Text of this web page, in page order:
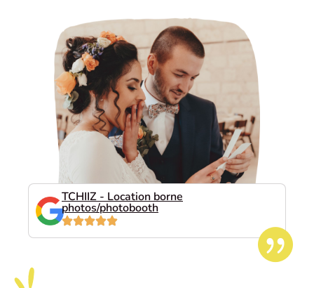
TCHIIZ - Location borne
photos/photobooth